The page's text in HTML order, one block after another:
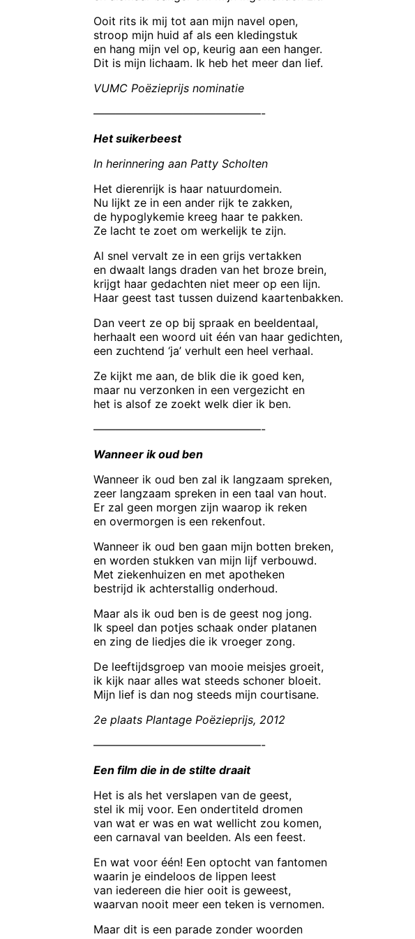
Ooit rits ik mij tot aan mijn navel open,
stroop mijn huid af als een kledingstuk
en hang mijn vel op, keurig aan een hanger.
Dit is mijn lichaam. Ik heb het meer dan lief.
VUMC Poëzieprijs nominatie
———————————————-
Het suikerbeest
In herinnering aan Patty Scholten
Het dierenrijk is haar natuurdomein.
Nu lijkt ze in een ander rijk te zakken,
de hypoglykemie kreeg haar te pakken.
Ze lacht te zoet om werkelijk te zijn.
Al snel vervalt ze in een grijs vertakken
en dwaalt langs draden van het broze brein,
krijgt haar gedachten niet meer op een lijn.
Haar geest tast tussen duizend kaartenbakken.
Dan veert ze op bij spraak en beeldentaal,
herhaalt een woord uit één van haar gedichten,
een zuchtend ‘ja’ verhult een heel verhaal.
Ze kijkt me aan, de blik die ik goed ken,
maar nu verzonken in een vergezicht en
het is alsof ze zoekt welk dier ik ben.
———————————————-
Wanneer ik oud ben
Wanneer ik oud ben zal ik langzaam spreken,
zeer langzaam spreken in een taal van hout.
Er zal geen morgen zijn waarop ik reken
en overmorgen is een rekenfout.
Wanneer ik oud ben gaan mijn botten breken,
en worden stukken van mijn lijf verbouwd.
Met ziekenhuizen en met apotheken
bestrijd ik achterstallig onderhoud.
Maar als ik oud ben is de geest nog jong.
Ik speel dan potjes schaak onder platanen
en zing de liedjes die ik vroeger zong.
De leeftijdsgroep van mooie meisjes groeit,
ik kijk naar alles wat steeds schoner bloeit.
Mijn lief is dan nog steeds mijn courtisane.
2e plaats Plantage Poëzieprijs, 2012
———————————————-
Een film die in de stilte draait
Het is als het verslapen van de geest,
stel ik mij voor. Een ondertiteld dromen
van wat er was en wat wellicht zou komen,
een carnaval van beelden. Als een feest.
En wat voor één! Een optocht van fantomen
waarin je eindeloos de lippen leest
van iedereen die hier ooit is geweest,
waarvan nooit meer een teken is vernomen.
Maar dit is een parade zonder woorden